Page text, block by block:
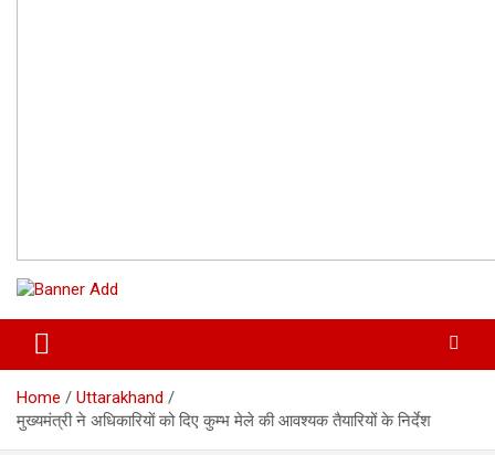
Home
Uttarakhand
मुख्यमंत्री ने अधिकारियों को दिए कुम्भ मेले की आवश्यक तैयारियों के निर्देश